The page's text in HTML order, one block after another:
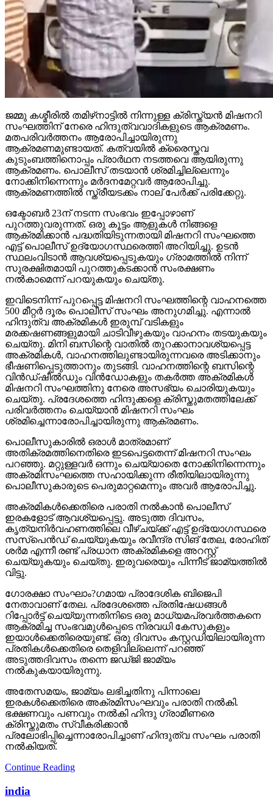
ജമ്മു കശ്മീരില്‍ തമിഴ്‌നാട്ടില്‍ നിന്നുള്ള ക്രിസ്ത്യന്‍ മിഷനറി
സംഘത്തിന് നേരെ ഹിന്ദുത്വവാദികളുടെ ആക്രമണം.
മതപരിവര്‍ത്തനം ആരോപിച്ചായിരുന്നു
ആക്രമണമുണ്ടായത്. കത്വയില്‍ ക്രൈസ്തവ
കുടുംബത്തിനൊപ്പം പ്രാര്‍ഥന നടത്തവെ ആയിരുന്നു
ആക്രമണം. പൊലീസ് തടയാന്‍ ശ്രമിച്ചില്ലെന്നും
നോക്കിനിന്നെന്നും മര്‍ദനമേറ്റവര്‍ ആരോപിച്ചു.
ആക്രമണത്തില്‍ സ്ത്രീയടക്കം നാല് പേര്‍ക്ക് പരിക്കേറ്റു.
ഒക്ടോബര്‍ 23ന് നടന്ന സംഭവം ഇപ്പോഴാണ്
പുറത്തുവരുന്നത്. ഒരു കൂട്ടം ആളുകള്‍ നിങ്ങളെ
ആക്രമിക്കാന്‍ പദ്ധതിയിടുന്നതായി മിഷനറി സംഘത്തെ
എട്ട് പൊലീസ് ഉദ്യോഗസ്ഥരെത്തി അറിയിച്ചു. ഉടന്‍
സ്ഥലംവിടാന്‍ ആവശ്യപ്പെടുകയും ഗ്രാമത്തില്‍ നിന്ന്
സുരക്ഷിതമായി പുറത്തുകടക്കാന്‍ സംരക്ഷണം
നല്‍കാമെന്ന് പറയുകയും ചെയ്തു.
ഇവിടെനിന്ന് പുറപ്പെട്ട മിഷനറി സംഘത്തിന്റെ വാഹനത്തെ
500 മീറ്റര്‍ ദൂരം പൊലീസ് സംഘം അനുഗമിച്ചു. എന്നാല്‍
ഹിന്ദുത്വ അക്രമികള്‍ ഇരുമ്പ് വടികളും
മരക്കഷണങ്ങളുമായി ചാടിവീഴുകയും വാഹനം തടയുകയും
ചെയ്തു. മിനി ബസിന്റെ വാതില്‍ തുറക്കാനാവശ്യപ്പെട്ട
അക്രമികള്‍, വാഹനത്തിലുണ്ടായിരുന്നവരെ അടിക്കാനും
ഭീഷണിപ്പെടുത്താനും തുടങ്ങി. വാഹനത്തിന്റെ ബസിന്റെ
വിന്‍ഡ്ഷീല്‍ഡും വിന്‍ഡോകളും തകര്‍ത്ത അക്രമികള്‍
മിഷനറി സംഘത്തിനു നേരെ അസഭ്യം ചൊരിയുകയും
ചെയ്തു. പ്രദേശത്തെ ഹിന്ദുക്കളെ ക്രിസ്തുമതത്തിലേക്ക്
പരിവര്‍ത്തനം ചെയ്യാന്‍ മിഷനറി സംഘം
ശ്രമിച്ചെന്നാരോപിച്ചായിരുന്നു ആക്രമണം.
പൊലീസുകാരില്‍ ഒരാള്‍ മാത്രമാണ്
അതിക്രമത്തിനെതിരെ ഇടപെട്ടതെന്ന് മിഷനറി സംഘം
പറഞ്ഞു. മറ്റുള്ളവര്‍ ഒന്നും ചെയ്യാതെ നോക്കിനിന്നെന്നും
അക്രമിസംഘത്തെ സഹായിക്കുന്ന രീതിയിലായിരുന്നു
പൊലീസുകാരുടെ പെരുമാറ്റമെന്നും അവര്‍ ആരോപിച്ചു.
അക്രമികള്‍ക്കെതിരെ പരാതി നല്‍കാന്‍ പൊലീസ്
ഇരകളോട് ആവശ്യപ്പെട്ടു. അടുത്ത ദിവസം,
കൃത്യനിര്‍വഹണത്തിലെ വീഴ്ചയ്ക്ക് എട്ട് ഉദ്യോഗസ്ഥരെ
സസ്‌പെന്‍ഡ് ചെയ്യുകയും രവീന്ദ്ര സിങ് തേല, രോഹിത്
ശര്‍മ എന്നീ രണ്ട് പ്രധാന അക്രമികളെ അറസ്റ്റ്
ചെയ്യുകയും ചെയ്തു. ഇരുവരെയും പിന്നീട് ജാമ്യത്തില്‍
വിട്ടു.
ഗോരക്ഷാ സംഘാം?ഗമായ പ്രാദേശിക ബിജെപി
നേതാവാണ് തേല. പ്രദേശത്തെ പ്രതിഷേധങ്ങള്‍
റിപ്പോര്‍ട്ട് ചെയ്യുന്നതിനിടെ ഒരു മാധ്യമപ്രവര്‍ത്തകനെ
ആക്രമിച്ച സംഭവമുള്‍പ്പെടെ നിരവധി കേസുകളും
ഇയാള്‍ക്കെതിരെയുണ്ട്. ഒരു ദിവസം കസ്റ്റഡിയിലായിരുന്ന
പ്രതികള്‍ക്കെതിരെ തെളിവില്ലെന്ന് പറഞ്ഞ്
അടുത്തദിവസം തന്നെ ജഡ്ജി ജാമ്യം
നല്‍കുകയായിരുന്നു.
അതേസമയം, ജാമ്യം ലഭിച്ചതിനു പിന്നാലെ
ഇരകള്‍ക്കെതിരെ അക്രമിസംഘവും പരാതി നല്‍കി.
ഭക്ഷണവും പണവും നല്‍കി ഹിന്ദു ഗ്രാമീണരെ
ക്രിസ്തുമതം സ്വീകരിക്കാന്‍
പ്രലോഭിപ്പിച്ചെന്നാരോപിച്ചാണ് ഹിന്ദുത്വ സംഘം പരാതി
നല്‍കിയത്.
Continue Reading
india